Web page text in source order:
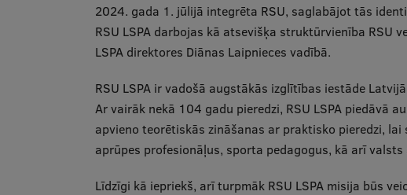
2024. gada 1. jūlijā integrēta RSU, saglabājot tās
RSU LSPA darbojas kā atsevišķa struktūrvienība RSU
LSPA direktores Diānas Laipnieces vadībā.
RSU LSPA ir vadošā augstākās izglītības iestāde
Ar vairāk nekā 104 gadu pieredzi, RSU LSPA piedāvā
apvieno teorētiskās zināšanas ar praktisko pieredzi,
aprūpes profesionāļus, sporta pedagogus, kā arī
Līdzīgi kā iepriekš, arī turpmāk RSU LSPA misija būs